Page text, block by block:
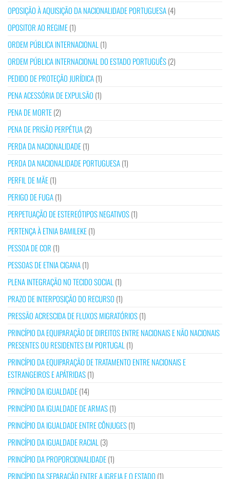
OPOSIÇÃO À AQUISIÇÃO DA NACIONALIDADE PORTUGUESA(4)
OPOSITOR AO REGIME(1)
ORDEM PÚBLICA INTERNACIONAL (1)
ORDEM PÚBLICA INTERNACIONAL DO ESTADO PORTUGUÊS(2)
PEDIDO DE PROTEÇÃO JURÍDICA(1)
PENA ACESSÓRIA DE EXPULSÃO (1)
PENA DE MORTE(2)
PENA DE PRISÃO PERPÉTUA(2)
PERDA DA NACIONALIDADE(1)
PERDA DA NACIONALIDADE PORTUGUESA(1)
PERFIL DE MÃE(1)
PERIGO DE FUGA(1)
PERPETUAÇÃO DE ESTEREÓTIPOS NEGATIVOS(1)
PERTENÇA À ETNIA BAMILEKE(1)
PESSOA DE COR (1)
PESSOAS DE ETNIA CIGANA(1)
PLENA INTEGRAÇÃO NO TECIDO SOCIAL (1)
PRAZO DE INTERPOSIÇÃO DO RECURSO (1)
PRESSÃO ACRESCIDA DE FLUXOS MIGRATÓRIOS(1)
PRINCÍPIO DA EQUIPARAÇÃO DE DIREITOS ENTRE NACIONAIS E NÃO NACIONAIS
PRESENTES OU RESIDENTES EM PORTUGAL (1)
PRINCÍPIO DA EQUIPARAÇÃO DE TRATAMENTO ENTRE NACIONAIS E
ESTRANGEIROS E APÁTRIDAS(1)
PRINCÍPIO DA IGUALDADE(14)
PRINCÍPIO DA IGUALDADE DE ARMAS(1)
PRINCÍPIO DA IGUALDADE ENTRE CÔNJUGES(1)
PRINCÍPIO DA IGUALDADE RACIAL (3)
PRINCÍPIO DA PROPORCIONALIDADE(1)
PRINCÍPIO DA SEPARAÇÃO ENTRE A IGREJA E O ESTADO (1)